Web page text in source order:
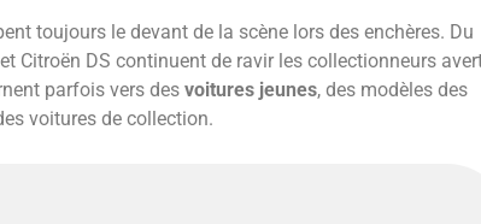
toujours le devant de la scène lors des enchères. Du
Citroën DS continuent de ravir les collectionneurs
parfois vers des voitures jeunes, des modèles des
voitures de collection.